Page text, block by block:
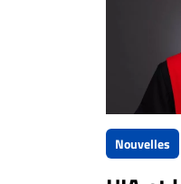
Nouvelles